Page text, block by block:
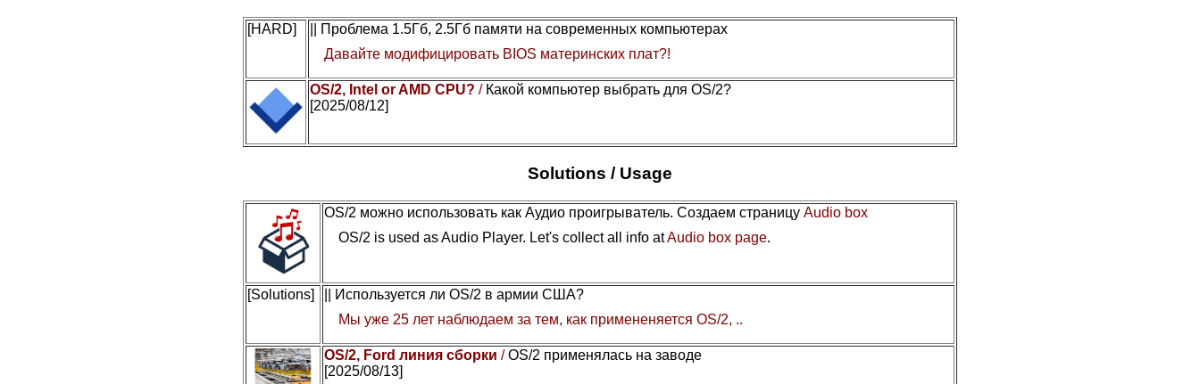
[HARD]
|| Проблема 1.5Гб, 2.5Гб памяти на современных компьютерах
Давайте модифицировать BIOS материнских плат?!
OS/2, Intel or AMD CPU? / Какой компьютер выбрать для OS/2?
[2025/08/12]
Solutions / Usage
OS/2 можно использовать как Аудио проигрыватель. Создаем страницу Audio box
OS/2 is used as Audio Player. Let's collect all info atAudio box page.
[Solutions]
|| Используется ли OS/2 в армии США?
Мы уже 25 лет наблюдаем за тем, как примененяется OS/2, ..
OS/2, Ford линия сборки /OS/2 применялась на заводе
[2025/08/13]